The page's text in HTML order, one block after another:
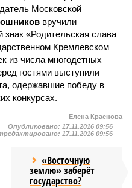
Московской
вручили
«Родительская слава
Кремлевском
из числа многодетных
гостями выступили
одержавшие победу в
конкурсах.
Елена Краснова
Опубликовано: 17.11.2016 09:56
17.11.2016 09:56
«Восточную
землю» заберёт
государство?